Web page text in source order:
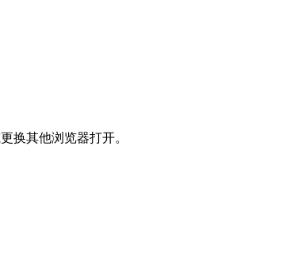
换其他浏览器打开。